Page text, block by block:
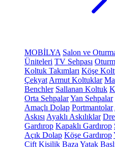
MOBİLYA Salon ve
Üniteleri TV Sehpası
Koltuk Takımları Köşe
Çekyat Armut Koltuklar
Benchler Sallanan Koltuk
Orta SehpalarYan Sehpalar
Amaçlı Dolap Portmantolar
Askısı Ayaklı Askılıklar
Gardırop Kapaklı Gardırop
Açık Dolap Köşe Gardırop
Çift Kişilik Baza Yatak